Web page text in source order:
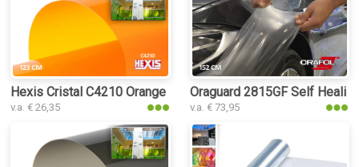
Hexis Cristal C4210 Orange folie
v.a. € 26,35
Oraguard 2815GF Self
v.a. € 73,95